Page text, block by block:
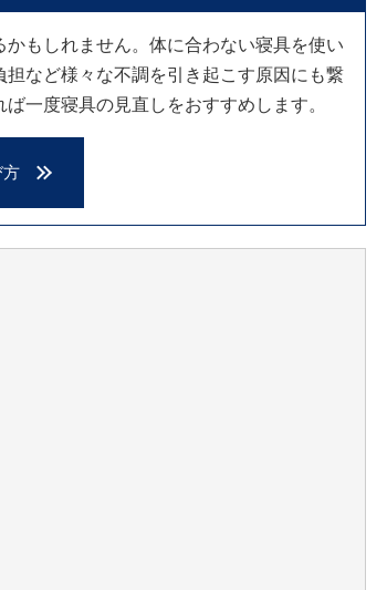
もしれません。体に合わない寝具を使い
など様々な不調を引き起こす原因にも繋
一度寝具の見直しをおすすめします。
方